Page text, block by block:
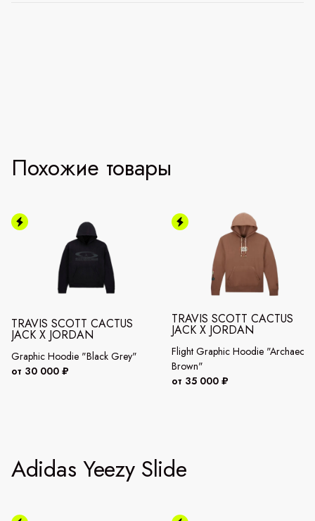
Похожие товары
TRAVIS SCOTT CACTUS
JACK X JORDAN
Graphic Hoodie "Black Grey"
от 30 000 ₽
TRAVIS SCOTT CACTUS
JACK X JORDAN
Flight Graphic Hoodie "Archaeo
Brown"
от 35 000 ₽
Adidas Yeezy Slide